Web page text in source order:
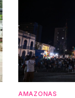
AMAZONAS